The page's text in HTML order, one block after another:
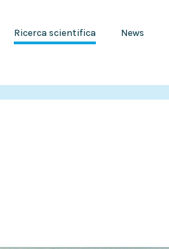
Ricerca scientifica News